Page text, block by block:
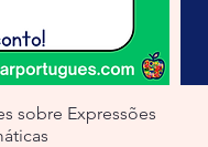
sobre Expressões